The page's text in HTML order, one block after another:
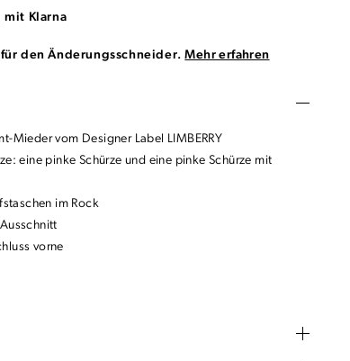
mit Klarna
für den Änderungsschneider.Mehr erfahren
Mieder vom Designer Label LIMBERRY
eine pinke Schürze und eine pinke Schürze mit
im Rock
vorne